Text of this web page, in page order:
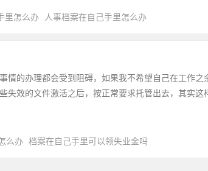
里怎么办 人事档案在自己手里怎么办
情的办理都会受到阻碍，如果我不希望自己在工作之
失效的文件激活之后，按正常要求托管出去，其实这
么办 档案在自己手里可以领失业金吗